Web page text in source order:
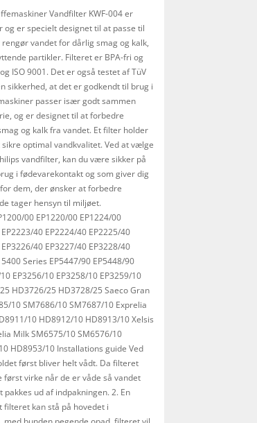
Vandfilter KWF-004 er
er specielt designet til at passe til
vandet for dårlig smag og kalk,
partikler. Filteret er BPA-fri og
ISO 9001. Det er også testet af TüV
sikkerhed, at det er godkendt til brug i
passer især godt sammen
og er designet til at forbedre
og kalk fra vandet. Et filter holder
optimal vandkvalitet. Ved at vælge
vandfilter, kan du være sikker på
i fødevarekontakt og som giver dig
dem, der ønsker at forbedre
tager hensyn til miljøet.
00 EP1220/00 EP1224/00
40 EP2224/40 EP2225/40
40 EP3227/40 EP3228/40
Series EP5447/90 EP5448/90
EP3256/10 EP3258/10 EP3259/10
HD3726/25 HD3728/25 Saeco Gran
10 SM7686/10 SM7687/10 Exprelia
10 HD8912/10 HD8913/10 Xelsis
Milk SM6575/10 SM6576/10
HD8953/10 Installations guide Ved
først bliver helt vådt. Da filteret
virke når de er våde så vandet
ud af indpakningen. 2. En
filteret kan stå på hovedet i